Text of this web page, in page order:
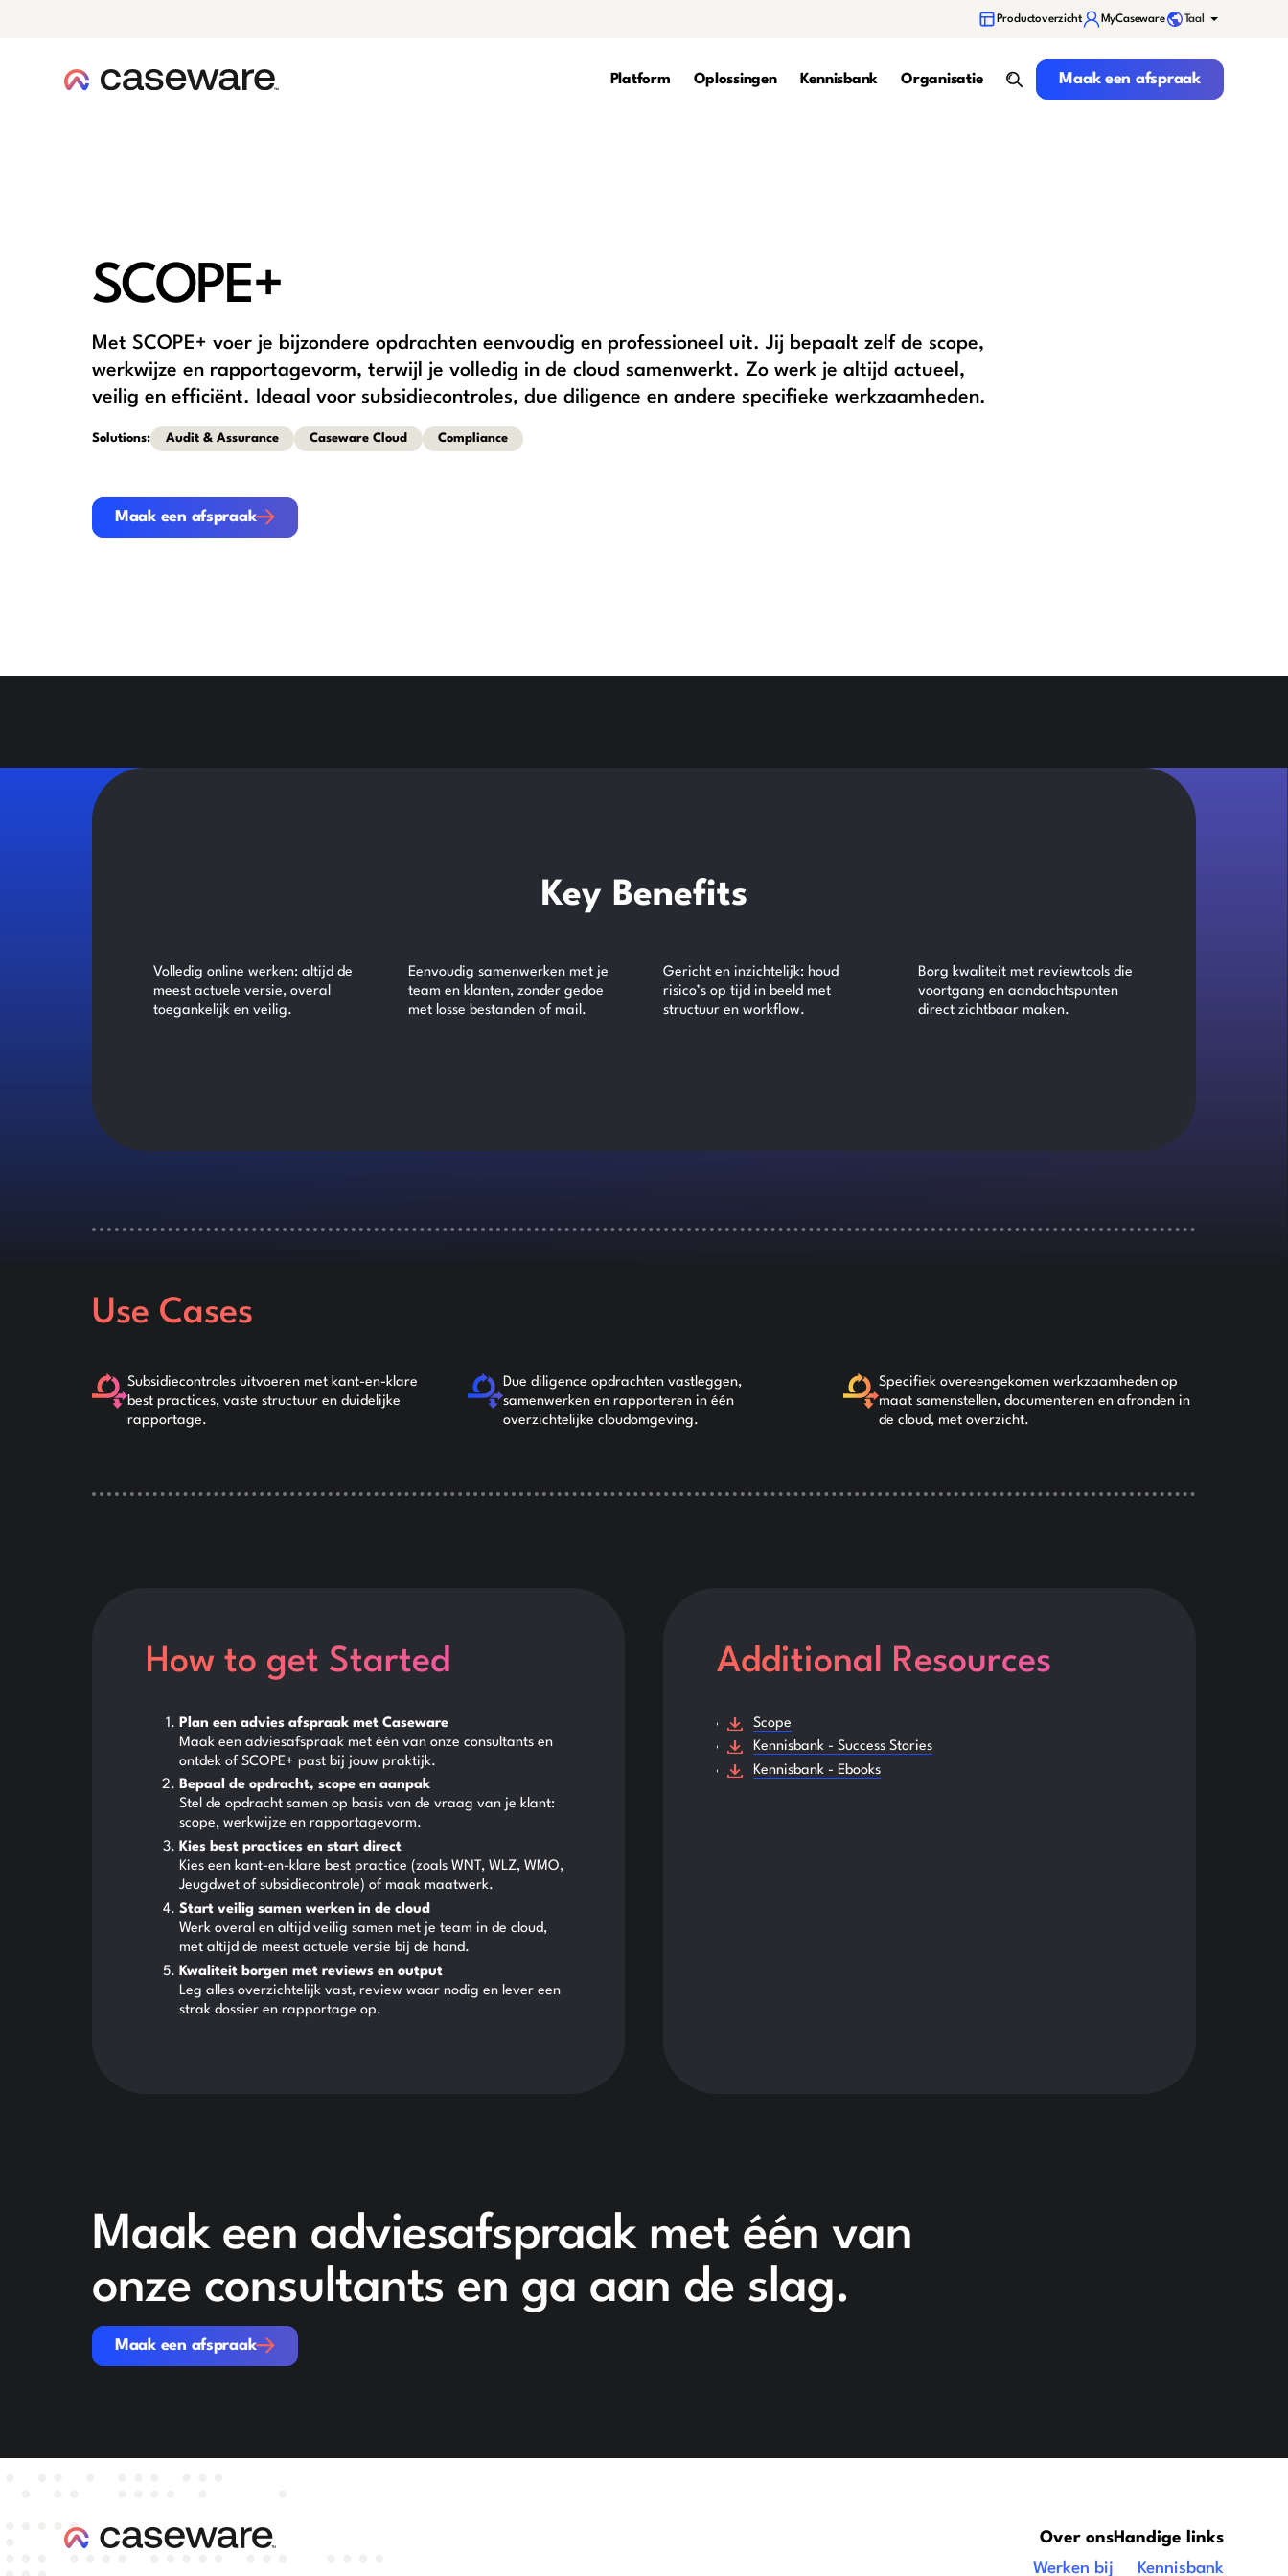
Productoverzicht MyCaseware Taal
Platform Oplossingen Kennisbank Organisatie
search
Maak een afspraak
Maak een afspraak
SCOPE+
Met SCOPE+ voer je bijzondere opdrachten eenvoudig en professioneel uit. Jij bepaalt zelf de scope,
werkwijze en rapportagevorm, terwijl je volledig in de cloud samenwerkt. Zo werk je altijd actueel,
veilig en efficiënt. Ideaal voor subsidiecontroles, due diligence en andere specifieke werkzaamheden.
Solutions: Audit & Assurance Caseware Cloud Compliance
Maak een afspraak
Maak een afspraak
Key Benefits
Volledig online werken: altijd de
meest actuele versie, overal
toegankelijk en veilig.
Eenvoudig samenwerken met je
team en klanten, zonder gedoe
met losse bestanden of mail.
Gericht en inzichtelijk: houd
risico’s op tijd in beeld met
structuur en workflow.
Borg kwaliteit met reviewtools die
voortgang en aandachtspunten
direct zichtbaar maken.
Use Cases
Subsidiecontroles uitvoeren met kant-en-klare
best practices, vaste structuur en duidelijke
rapportage.
Due diligence opdrachten vastleggen,
samenwerken en rapporteren in één
overzichtelijke cloudomgeving.
Specifiek overeengekomen werkzaamheden op
maat samenstellen, documenteren en afronden in
de cloud, met overzicht.
How to get Started
Plan een advies afspraak met Caseware
Maak een adviesafspraak met één van onze consultants en
ontdek of SCOPE+ past bij jouw praktijk.
Bepaal de opdracht, scope en aanpak
Stel de opdracht samen op basis van de vraag van je klant:
scope, werkwijze en rapportagevorm.
Kies best practices en start direct
Kies een kant-en-klare best practice (zoals WNT, WLZ, WMO,
Jeugdwet of subsidiecontrole) of maak maatwerk.
Start veilig samen werken in de cloud
Werk overal en altijd veilig samen met je team in de cloud,
met altijd de meest actuele versie bij de hand.
Kwaliteit borgen met reviews en output
Leg alles overzichtelijk vast, review waar nodig en lever een
strak dossier en rapportage op.
Additional Resources
Scope
Kennisbank - Success Stories
Kennisbank - Ebooks
Maak een adviesafspraak met één van
onze consultants en ga aan de slag.
Maak een afspraak
Maak een afspraak
Over ons
Werken bij
Handige links
Kennisbank